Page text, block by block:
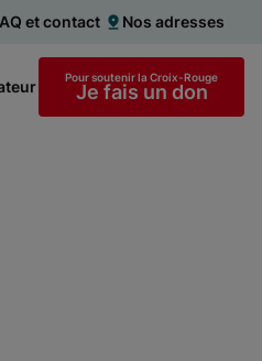
et contact Nos adresses
Pour soutenir la Croix-Rouge
Je fais un don